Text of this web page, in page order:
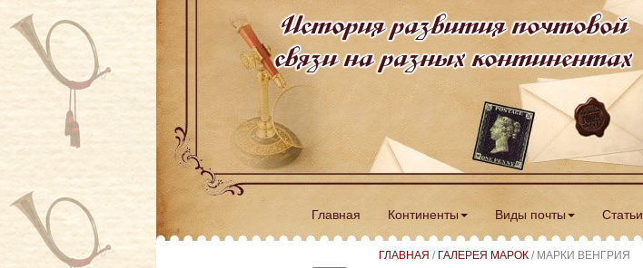
История развития почтовой
связи на разных континентах
Главная Континенты Виды почты Статьи
ГЛАВНАЯ / ГАЛЕРЕЯ МАРОК / МАРКИ ВЕНГРИЯ